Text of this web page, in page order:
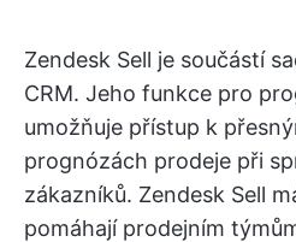
Zendesk Sell je součástí
CRM. Jeho funkce pro
umožňuje přístup k
prognózách prodeje při
zákazníků. Zendesk Sell
pomáhají prodejním